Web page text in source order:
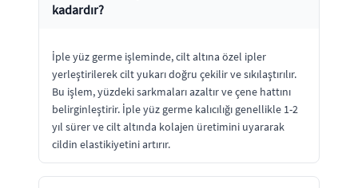
kadardır?
İple yüz germe işleminde, cilt altına özel ipler
yerleştirilerek cilt yukarı doğru çekilir ve sıkılaştırılır.
Bu işlem, yüzdeki sarkmaları azaltır ve çene hattını
belirginleştirir. İple yüz germe kalıcılığı genellikle 1-2
yıl sürer ve cilt altında kolajen üretimini uyararak
cildin elastikiyetini artırır.